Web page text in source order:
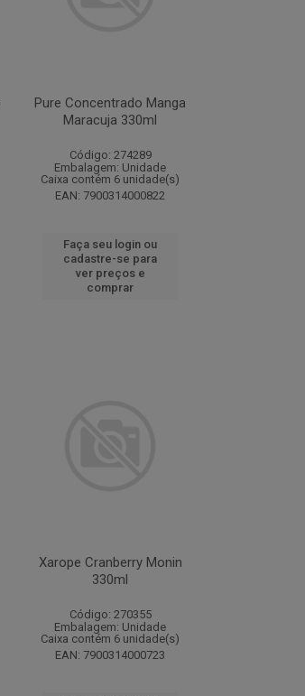
Pure Concentrado Manga
Maracuja 330ml
Código: 274289
Embalagem: Unidade
Caixa contém 6 unidade(s)
EAN: 7900314000822
Faça seu login ou
cadastre-se para
ver preços e
comprar
Xarope Cranberry Monin
330ml
Código: 270355
Embalagem: Unidade
Caixa contém 6 unidade(s)
EAN: 7900314000723